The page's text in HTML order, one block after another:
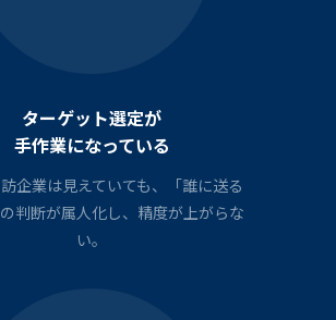
ターゲット選定が
手作業になっている
企業は見えていても、「誰に送る
判断が属人化し、精度が上がらな
い。